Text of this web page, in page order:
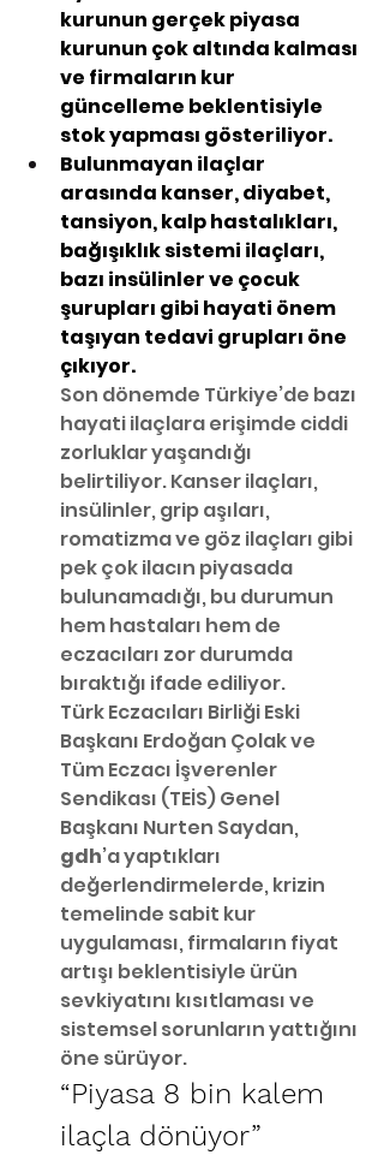
kurunun gerçek piyasa
kurunun çok altında kalması
ve firmaların kur
güncelleme beklentisiyle
stok yapması gösteriliyor.
Bulunmayan ilaçlar
arasında kanser, diyabet,
tansiyon, kalp hastalıkları,
bağışıklık sistemi ilaçları,
bazı insülinler ve çocuk
şurupları gibi hayati önem
taşıyan tedavi grupları öne
çıkıyor.
Son dönemde Türkiye’de bazı
hayati ilaçlara erişimde ciddi
zorluklar yaşandığı
belirtiliyor. Kanser ilaçları,
insülinler, grip aşıları,
romatizma ve göz ilaçları gibi
pek çok ilacın piyasada
bulunamadığı, bu durumun
hem hastaları hem de
eczacıları zor durumda
bıraktığı ifade ediliyor.
Türk Eczacıları Birliği Eski
Başkanı Erdoğan Çolak ve
Tüm Eczacı İşverenler
Sendikası (TEİS) Genel
Başkanı Nurten Saydan,
gdh’a yaptıkları
değerlendirmelerde, krizin
temelinde sabit kur
uygulaması, firmaların fiyat
artışı beklentisiyle ürün
sevkiyatını kısıtlaması ve
sistemsel sorunların yattığını
öne sürüyor.
“Piyasa 8 bin kalem
ilaçla dönüyor”